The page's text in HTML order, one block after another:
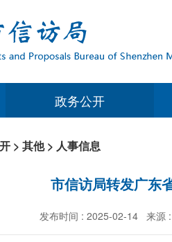
政务公开
> 其他> 人事信息
市信访局转发广东
发布时间 : 2025-02-14 来源